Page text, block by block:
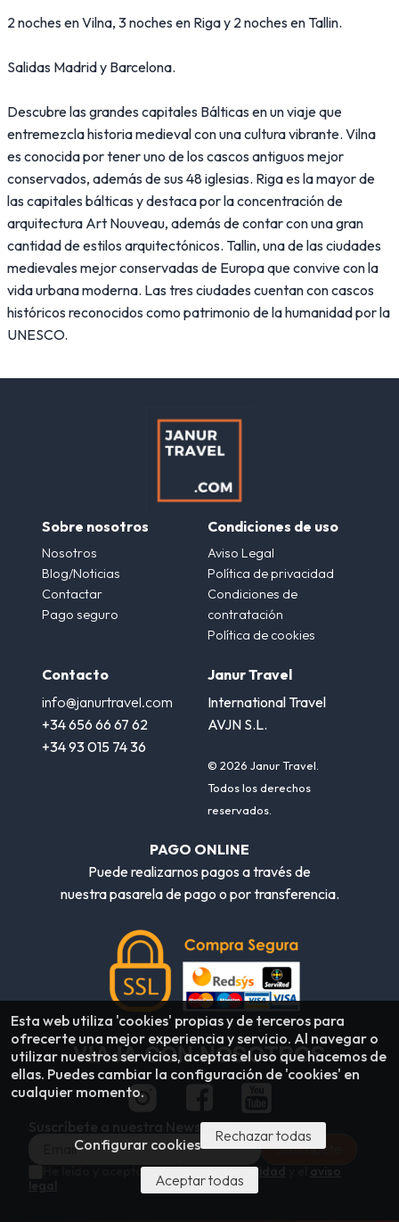
2 noches en Vilna, 3 noches en Riga y 2 noches en Tallin.
Salidas Madrid y Barcelona.
Descubre las grandes capitales Bálticas en un viaje que
entremezcla historia medieval con una cultura vibrante. Vilna
es conocida por tener uno de los cascos antiguos mejor
conservados, además de sus 48 iglesias. Riga es la mayor de
las capitales bálticas y destaca por la concentración de
arquitectura Art Nouveau, además de contar con una gran
cantidad de estilos arquitectónicos. Tallin, una de las ciudades
medievales mejor conservadas de Europa que convive con la
vida urbana moderna. Las tres ciudades cuentan con cascos
históricos reconocidos como patrimonio de la humanidad por la
UNESCO.
Sobre nosotros
Nosotros
Blog/Noticias
Contactar
Pago seguro
Condiciones de uso
Aviso Legal
Política de privacidad
Condiciones de
contratación
Política de cookies
Contacto
info@janurtravel.com
+34 656 66 67 62
+34 93 015 74 36
Janur Travel
International Travel
AVJN S.L.
© 2026 Janur Travel.
Todos los derechos
reservados.
PAGO ONLINE
Puede realizarnos pagos a través de
nuestra pasarela de pago o por transferencia.
VIAJA CON NOSOTROS
Suscríbete a nuestra Newsletter
He leído y acepto lapolítica de privacidad
Esta web utiliza 'cookies' propias y de terceros para
ofrecerte una mejor experiencia y servicio. Al navegar o
utilizar nuestros servicios, aceptas el uso que hacemos de
ellas. Puedes cambiar la configuración de 'cookies' en
cualquier momento.
Configurar cookies Rechazar todas
Aceptar todas